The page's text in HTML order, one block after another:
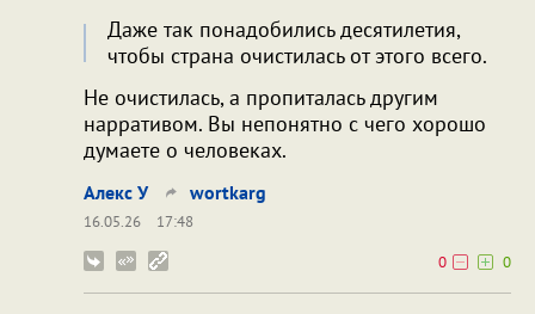
Даже так понадобились десятилетия,
чтобы страна очистилась от этого всего.
Не очистилась, а пропиталась другим
нарративом. Вы непонятно с чего хорошо
думаете о человеках.
Алекс У wortkarg
16.05.26
17:48
0
0